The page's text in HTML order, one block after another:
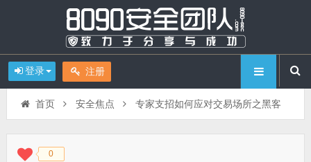
登录 注册
首页 安全焦点 专家支招如何应对交易场所之黑客
◆◆ 0